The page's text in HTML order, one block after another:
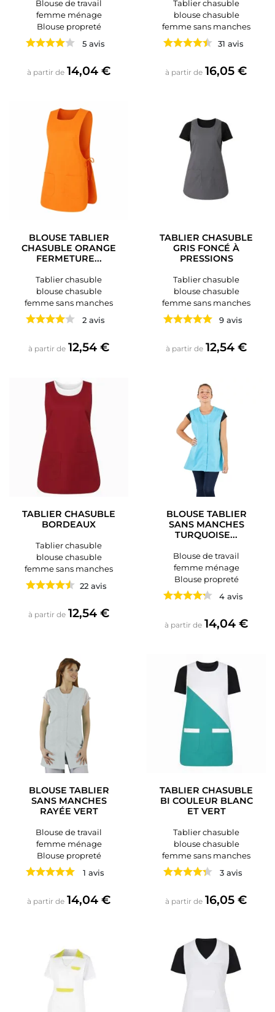
Blouse de travail
femme ménage
Blouse propreté
5 avis
à partir de Prix
14,04 €
Tablier chasuble
blouse chasuble
femme sans manches
31 avis
à partir de Prix
16,05 €
BLOUSE TABLIER
CHASUBLE ORANGE
FERMETURE...
Tablier chasuble
blouse chasuble
femme sans manches
2 avis
à partir de Prix
12,54 €
TABLIER CHASUBLE
GRIS FONCÉ À
PRESSIONS
Tablier chasuble
blouse chasuble
femme sans manches
9 avis
à partir de Prix
12,54 €
TABLIER CHASUBLE
BORDEAUX
Tablier chasuble
blouse chasuble
femme sans manches
22 avis
à partir de Prix
12,54 €
BLOUSE TABLIER
SANS MANCHES
TURQUOISE...
Blouse de travail
femme ménage
Blouse propreté
4 avis
à partir de Prix
14,04 €
BLOUSE TABLIER
SANS MANCHES
RAYÉE VERT
Blouse de travail
femme ménage
Blouse propreté
1 avis
à partir de Prix
14,04 €
TABLIER CHASUBLE
BI COULEUR BLANC
ET VERT
Tablier chasuble
blouse chasuble
femme sans manches
3 avis
à partir de Prix
16,05 €